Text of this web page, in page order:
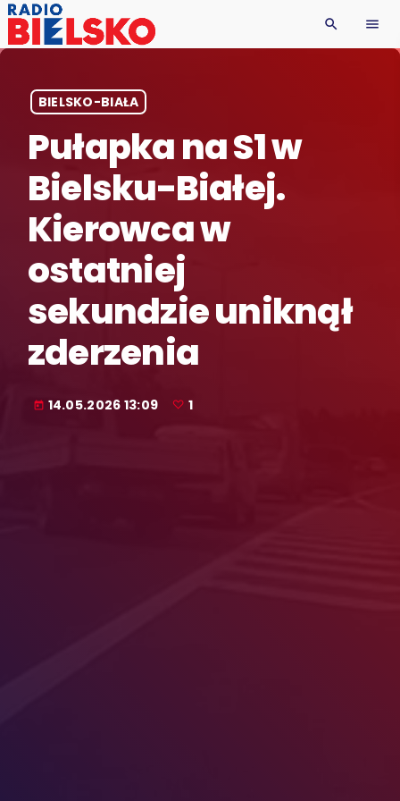
search menu
BIELSKO-BIAŁA
Pułapka na S1 w
Bielsku-Białej.
Kierowca w
ostatniej
sekundzie uniknął
zderzenia
today 14.05.2026 13:09 1